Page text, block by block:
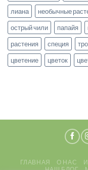
лиана
необычные
острый чили
папайя
растения
специя
цветение
цветок
ГЛАВНАЯ О НАС